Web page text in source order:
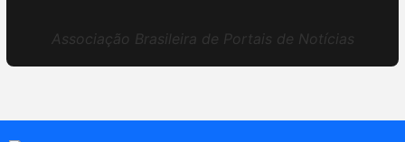
Associação Brasileira de Portais de Notícias